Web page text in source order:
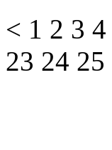
< 1 2 3 4
23 24 25